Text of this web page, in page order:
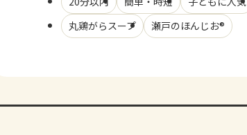
丸鶏がらスープ
瀬戸のほんじお®